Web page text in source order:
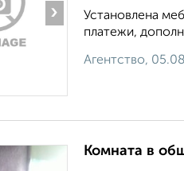
›
Установлена
платежи,
Агентство,
Комната в